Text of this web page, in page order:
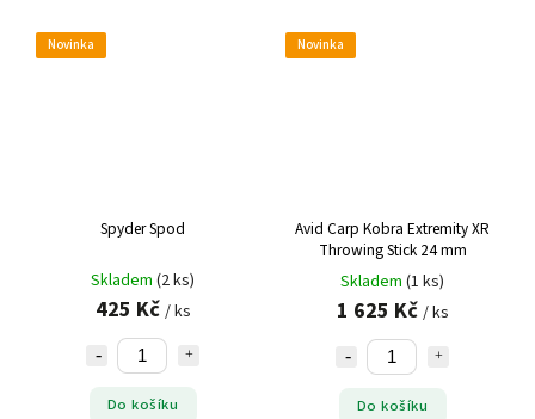
Novinka
Spyder Spod
Skladem (2 ks)
425 Kč / ks
Do košíku
Novinka
Avid Carp Kobra Extremity XR
Throwing Stick 24 mm
Skladem (1 ks)
1 625 Kč / ks
Do košíku